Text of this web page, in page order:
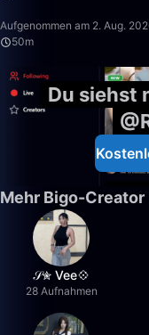
Aufgenommen am 2. Aug.
50m
Du siehst
Mehr Bigo-Creator
𝒮✮ Vee💠
28 Aufnahmen